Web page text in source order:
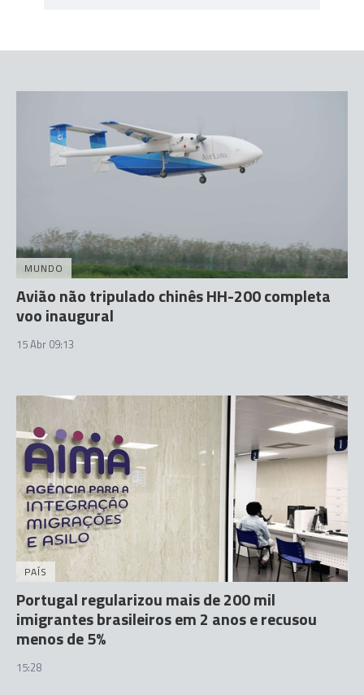
MUNDO
Avião não tripulado chinês HH-200 completa
voo inaugural
15 Abr 09:13
PAÍS
Portugal regularizou mais de 200 mil
imigrantes brasileiros em 2 anos e recusou
menos de 5%
15:28